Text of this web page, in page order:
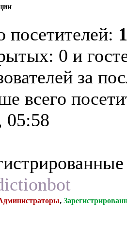
посетителей:
0 и
за
всего
05:58
,